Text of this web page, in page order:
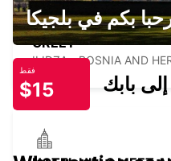
SARAJEVO HOTEL
GREET
ILIDZA - BOSNIA AND
بكم في بلجيكا
فقط
$15 بابك